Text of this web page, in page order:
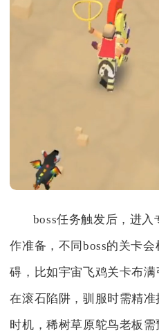
boss任务触发后，进
作准备，不同boss的关卡
碍，比如宇宙飞鸡关卡布
在滚石陷阱，驯服时需精
时机，稀树草原鸵鸟老板